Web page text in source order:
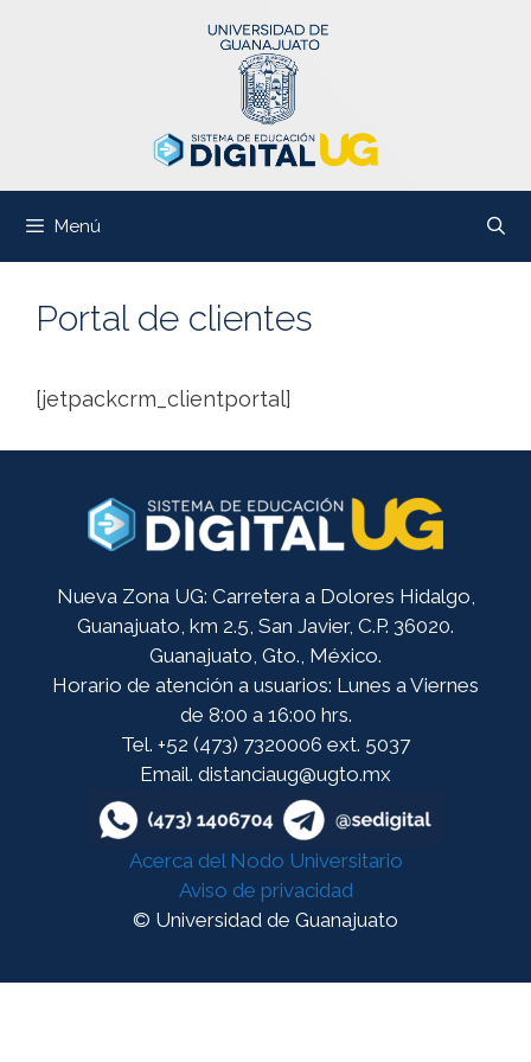
Menú
Portal de clientes
[jetpackcrm_clientportal]
Nueva Zona UG: Carretera a Dolores Hidalgo,
Guanajuato, km 2.5, San Javier, C.P. 36020.
Guanajuato, Gto., México.
Horario de atención a usuarios: Lunes a Viernes
de 8:00 a 16:00 hrs.
Tel. +52 (473) 7320006 ext. 5037
Email. distanciaug@ugto.mx
Acerca del Nodo Universitario
Aviso de privacidad
© Universidad de Guanajuato